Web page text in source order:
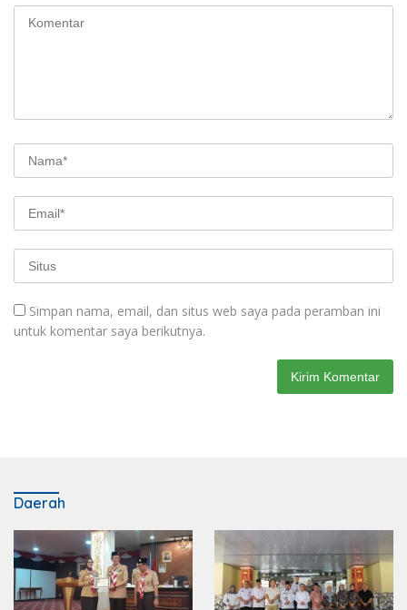
Simpan nama, email, dan situs web saya pada peramban ini
untuk komentar saya berikutnya.
Daerah